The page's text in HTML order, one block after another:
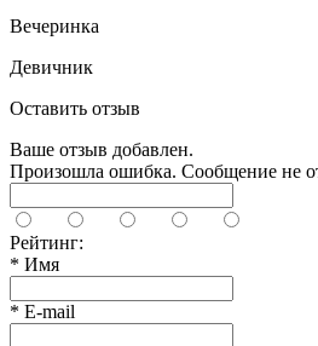
Вечеринка
Девичник
Оставить отзыв
Ваше отзыв добавлен.
Произошла ошибка. Сообщение не
Рейтинг:
* Имя
* E-mail